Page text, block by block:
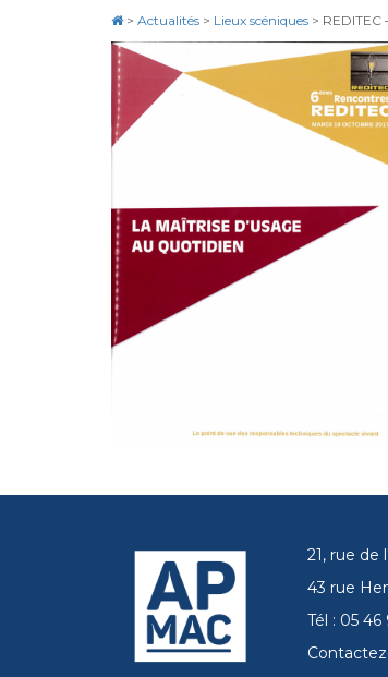
> Actualités > Lieux scéniques > REDITEC
21, rue de
43 rue
Tél : 05 46